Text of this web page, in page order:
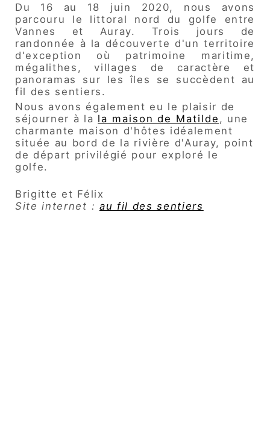
Du 16 au 18 juin 2020, nous avons
parcouru le littoral nord du golfe entre
Vannes et Auray. Trois jours de
randonnée à la découverte d'un territoire
d'exception où patrimoine maritime,
mégalithes, villages de caractère et
panoramas sur les îles se succèdent au
fil des sentiers.
Nous avons également eu le plaisir de
séjourner à la la maison de Matilde , une
charmante maison d'hôtes idéalement
située au bord de la rivière d'Auray, point
de départ privilégié pour exploré le
golfe.
Brigitte et Félix
Site internet : au fil des sentiers